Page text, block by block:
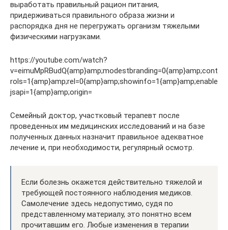
выработать правильный рацион питания,
придерживаться правильного образа жизни и
распорядка дня не перегружать организм тяжелыми
физическими нагрузками.
https://youtube.com/watch?
v=eimuMpRBudQ{amp}amp;modestbranding=0{amp}amp;cont
rols=1{amp}amp;rel=0{amp}amp;showinfo=1{amp}amp;enable
jsapi=1{amp}amp;origin=
Семейный доктор, участковый терапевт после
проведенных им медицинских исследований и на базе
полученных данных назначит правильное адекватное
лечение и, при необходимости, регулярный осмотр.
Если болезнь окажется действительно тяжелой и
требующей постоянного наблюдения медиков.
Самолечение здесь недопустимо, судя по
представленному материалу, это понятно всем
прочитавшим его. Любые изменения в терапии